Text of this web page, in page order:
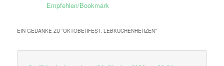
Empfehlen/Bookmark
EIN GEDANKE ZU “OKTOBERFEST: LEBKUCHENHERZEN”